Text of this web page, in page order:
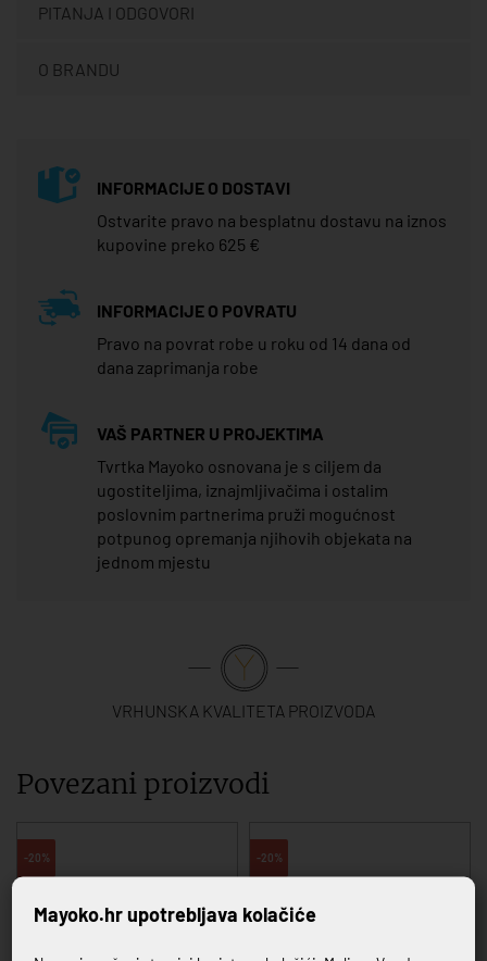
PITANJA I ODGOVORI
O BRANDU
INFORMACIJE O DOSTAVI
Ostvarite pravo na besplatnu dostavu na iznos
kupovine preko 625 €
INFORMACIJE O POVRATU
Pravo na povrat robe u roku od 14 dana od
dana zaprimanja robe
VAŠ PARTNER U PROJEKTIMA
Tvrtka Mayoko osnovana je s ciljem da
ugostiteljima, iznajmljivačima i ostalim
poslovnim partnerima pruži mogućnost
potpunog opremanja njihovih objekata na
jednom mjestu
VRHUNSKA KVALITETA PROIZVODA
Povezani proizvodi
-20% -20%
Mayoko.hr upotrebljava kolačiće